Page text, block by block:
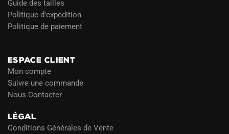
Guide des tailles
Politique d’expédition
Politique de paiement
ESPACE CLIENT
Mon compte
Suivre une commande
Nous Contacter
LÉGAL
Conditions Générales de Vente